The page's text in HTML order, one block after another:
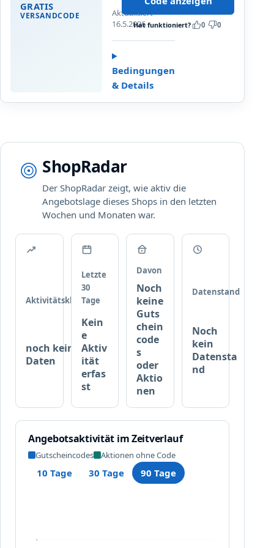
!
GRATIS
VERSANDCODE
t
e
n
l
o
s
s
a
n
d
b
e
n
s
c
h
o
n
Aktualisiert
16.5.2026
Bedingungen
& Details
Hat funktioniert? 0 0
ShopRadar
Der ShopRadar zeigt, wie aktiv die
Angebotslage dieses Shops in den letzten
Wochen und Monaten war.
Aktivitätsklasse
noch keine
Daten
Letzte
30
Tage
Kein
e
Aktiv
ität
erfas
st
Davon
Noch
keine
Guts
chein
code
s
oder
Aktio
nen
Datenstand
Noch
kein
Datensta
nd
Angebotsaktivität im Zeitverlauf
Gutscheincodes Aktionen ohne Code
10 Tage 30 Tage 90 Tage
5